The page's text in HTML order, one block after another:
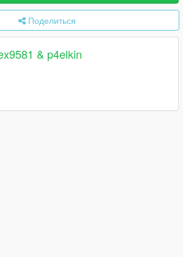
Поделиться
& p4elkin